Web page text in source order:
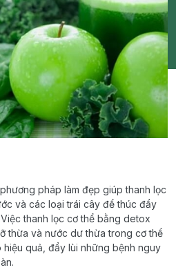
pháp làm đẹp giúp thanh lọc
và các loại trái cây để thúc đẩy
thanh lọc cơ thể bằng detox
thừa và nước dư thừa trong cơ thể
quả, đẩy lùi những bệnh nguy